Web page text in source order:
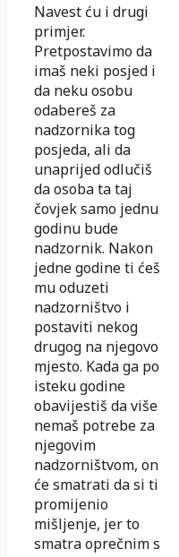
Navest ću i drugi
primjer.
Pretpostavimo da
imaš neki posjed i
da neku osobu
odabereš za
nadzornika tog
posjeda, ali da
unaprijed odlučiš
da osoba ta taj
čovjek samo jednu
godinu bude
nadzornik. Nakon
jedne godine ti ćeš
mu oduzeti
nadzorništvo i
postaviti nekog
drugog na njegovo
mjesto. Kada ga po
isteku godine
obavijestiš da više
nemaš potrebe za
njegovim
nadzorništvom, on
će smatrati da si ti
promijenio
mišljenje, jer to
smatra oprečnim s